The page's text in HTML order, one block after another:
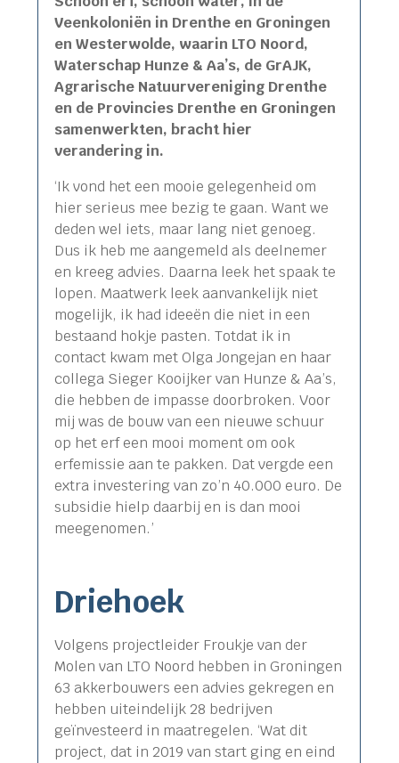
Veenkoloniën in Drenthe en Groningen
en Westerwolde, waarin LTO Noord,
Waterschap Hunze & Aa’s, de GrAJK,
Agrarische Natuurvereniging Drenthe
en de Provincies Drenthe en Groningen
samenwerkten, bracht hier
verandering in.
‘Ik vond het een mooie gelegenheid om
hier serieus mee bezig te gaan. Want we
deden wel iets, maar lang niet genoeg.
Dus ik heb me aangemeld als deelnemer
en kreeg advies. Daarna leek het spaak te
lopen. Maatwerk leek aanvankelijk niet
mogelijk, ik had ideeën die niet in een
bestaand hokje pasten. Totdat ik in
contact kwam met Olga Jongejan en haar
collega Sieger Kooijker van Hunze & Aa’s,
die hebben de impasse doorbroken. Voor
mij was de bouw van een nieuwe schuur
op het erf een mooi moment om ook
erfemissie aan te pakken. Dat vergde een
extra investering van zo’n 40.000 euro. De
subsidie hielp daarbij en is dan mooi
meegenomen.’
Driehoek
Volgens projectleider Froukje van der
Molen van LTO Noord hebben in Groningen
63 akkerbouwers een advies gekregen en
hebben uiteindelijk 28 bedrijven
geïnvesteerd in maatregelen. ‘Wat dit
project, dat in 2019 van start ging en eind